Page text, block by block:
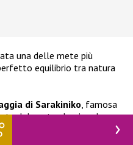
una delle mete più
equilibrio tra natura
di Sarakiniko , famosa
dal vento che ricordano